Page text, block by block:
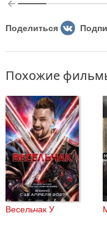
Поделиться
Похожие
Весельчак У